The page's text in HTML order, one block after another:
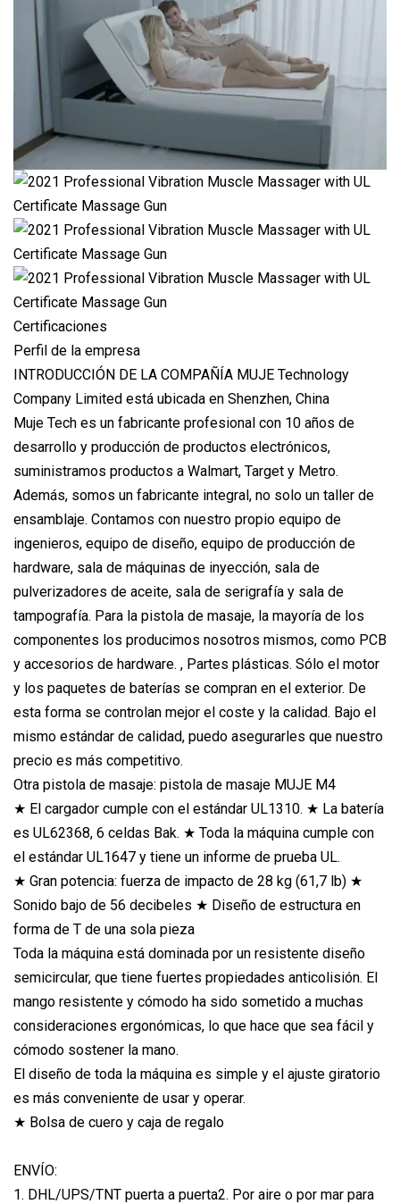
Certificaciones
Perfil de la empresa
INTRODUCCIÓN DE LA COMPAÑÍA MUJE Technology
Company Limited está ubicada en Shenzhen, China
Muje Tech es un fabricante profesional con 10 años de
desarrollo y producción de productos electrónicos,
suministramos productos a Walmart, Target y Metro.
Además, somos un fabricante integral, no solo un taller de
ensamblaje. Contamos con nuestro propio equipo de
ingenieros, equipo de diseño, equipo de producción de
hardware, sala de máquinas de inyección, sala de
pulverizadores de aceite, sala de serigrafía y sala de
tampografía. Para la pistola de masaje, la mayoría de los
componentes los producimos nosotros mismos, como PCB
y accesorios de hardware. , Partes plásticas. Sólo el motor
y los paquetes de baterías se compran en el exterior. De
esta forma se controlan mejor el coste y la calidad. Bajo el
mismo estándar de calidad, puedo asegurarles que nuestro
precio es más competitivo.
Otra pistola de masaje: pistola de masaje MUJE M4
★ El cargador cumple con el estándar UL1310. ★ La batería
es UL62368, 6 celdas Bak. ★ Toda la máquina cumple con
el estándar UL1647 y tiene un informe de prueba UL.
★ Gran potencia: fuerza de impacto de 28 kg (61,7 lb) ★
Sonido bajo de 56 decibeles ★ Diseño de estructura en
forma de T de una sola pieza
Toda la máquina está dominada por un resistente diseño
semicircular, que tiene fuertes propiedades anticolisión. El
mango resistente y cómodo ha sido sometido a muchas
consideraciones ergonómicas, lo que hace que sea fácil y
cómodo sostener la mano.
El diseño de toda la máquina es simple y el ajuste giratorio
es más conveniente de usar y operar.
★ Bolsa de cuero y caja de regalo
ENVÍO:
1. DHL/UPS/TNT puerta a puerta2. Por aire o por mar para